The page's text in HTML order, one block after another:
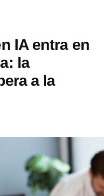
IA entra en
la
a la